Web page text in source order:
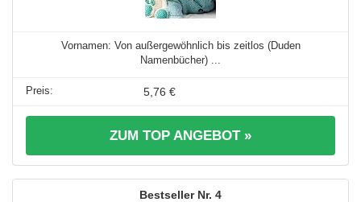
Vornamen: Von außergewöhnlich bis zeitlos (Duden
Namenbücher) ...
5,76 €
ZUM TOP ANGEBOT »
4